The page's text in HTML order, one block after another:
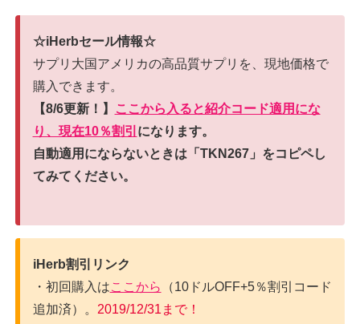
☆iHerbセール情報☆
サプリ大国アメリカの高品質サプリを、現地価格で
購入できます。
【8/6更新！】
ここから入ると紹介コード適用にな
り、現在10％割引 になります。
自動適用にならないときは「TKN267」をコピペし
てみてください。
iHerb割引リンク
・初回購入はここから （10ドルOFF+5％割引コード
追加済）。 2019/12/31まで！